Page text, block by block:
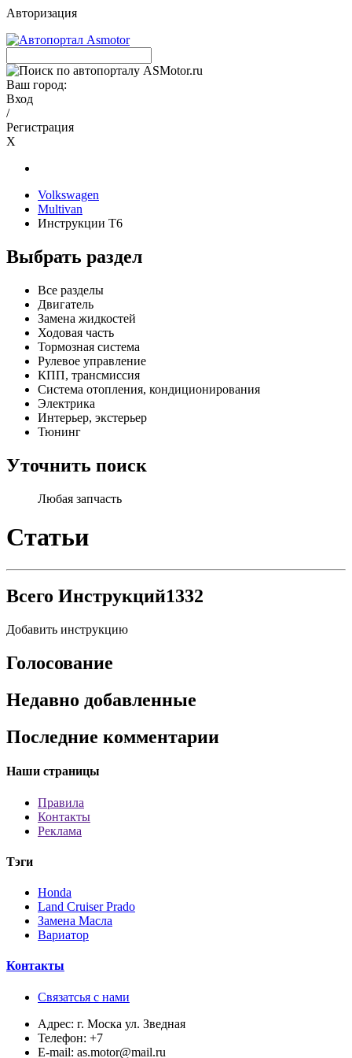
Авторизация
Ваш город:
Вход
/
Регистрация
X
Volkswagen
Multivan
Инструкции T6
Выбрать раздел
Все разделы
Двигатель
Замена жидкостей
Ходовая часть
Тормозная система
Рулевое управление
КПП, трансмиссия
Система отопления, кондиционирования
Электрика
Интерьер, экстерьер
Тюнинг
Уточнить поиск
Любая запчасть
Статьи
Всего Инструкций1332
Добавить инструкцию
Голосование
Недавно добавленные
Последние комментарии
Наши страницы
Правила
Контакты
Реклама
Тэги
Honda
Land Cruiser Prado
Замена Масла
Вариатор
Контакты
Связатсья с нами
Адрес: г. Моска ул. Зведная
Телефон: +7
E-mail: as.motor@mail.ru